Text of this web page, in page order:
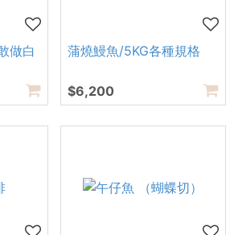
做白
蒲燒鰻魚/5KG各種規格
$6,200